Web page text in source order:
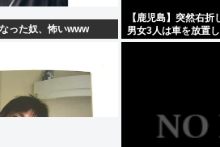
った奴、怖いwww
【鹿児島】突然右
男女3人は車を放置